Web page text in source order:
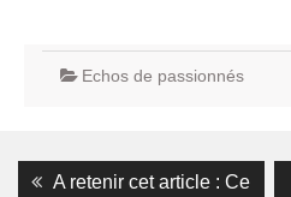
Echos de passionnés
Navigation
Previous
A retenir cet article : Ce